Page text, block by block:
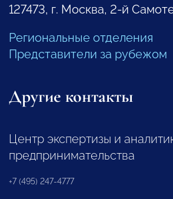
127473, г. Москва, 2-й
Региональные отделения
Представители за рубежом
Другие контакты
Центр экспертизы и
предпринимательства
+7 (495) 247-4777